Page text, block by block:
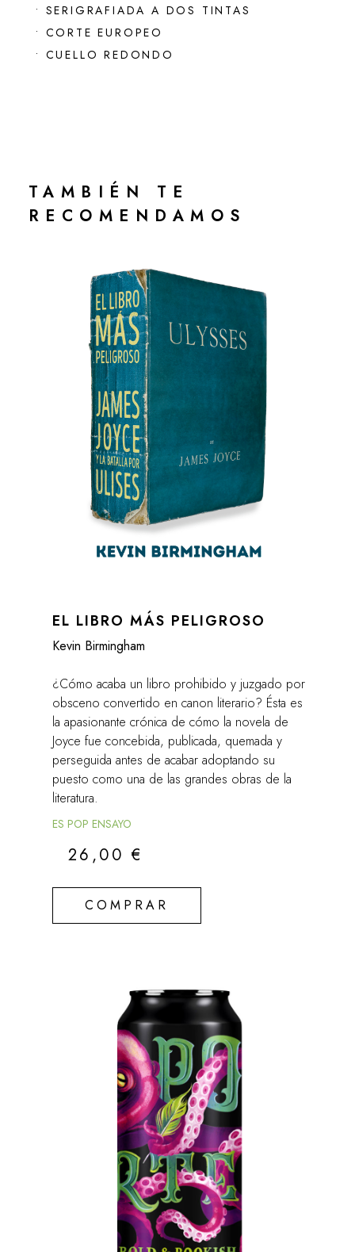
• SERIGRAFIADA A DOS TINTAS
• CORTE EUROPEO
• CUELLO REDONDO
TAMBIÉN TE
RECOMENDAMOS
EL LIBRO MÁS PELIGROSO
Kevin Birmingham
¿Cómo acaba un libro prohibido y juzgado por
obsceno convertido en canon literario? Ésta es
la apasionante crónica de cómo la novela de
Joyce fue concebida, publicada, quemada y
perseguida antes de acabar adoptando su
puesto como una de las grandes obras de la
literatura.
ES POP ENSAYO
26,00€
COMPRAR